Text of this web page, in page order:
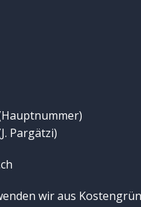
Pargätzi)
wir aus